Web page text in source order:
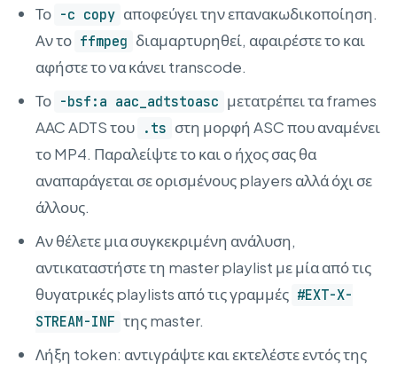
Το -c copy αποφεύγει την επανακωδικοποίηση.
Αν το ffmpeg διαμαρτυρηθεί, αφαιρέστε το και
αφήστε το να κάνει transcode.
Το -bsf:a aac_adtstoasc μετατρέπει τα frames
AAC ADTS του .ts στη μορφή ASC που αναμένει
το MP4. Παραλείψτε το και ο ήχος σας θα
αναπαράγεται σε ορισμένους players αλλά όχι σε
άλλους.
Αν θέλετε μια συγκεκριμένη ανάλυση,
αντικαταστήστε τη master playlist με μία από τις
θυγατρικές playlists από τις γραμμές #EXT-X-
STREAM-INF της master.
Λήξη token: αντιγράψτε και εκτελέστε εντός της